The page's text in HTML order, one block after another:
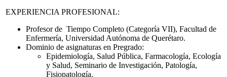
EXPERIENCIA PROFESIONAL:
Profesor de Tiempo Completo (Categoría VII), Facultad de
Enfermería, Universidad Autónoma de Querétaro.
Dominio de asignaturas en Pregrado:
Epidemiología, Salud Pública, Farmacología, Ecología
y Salud, Seminario de Investigación, Patología,
Fisiopatología.